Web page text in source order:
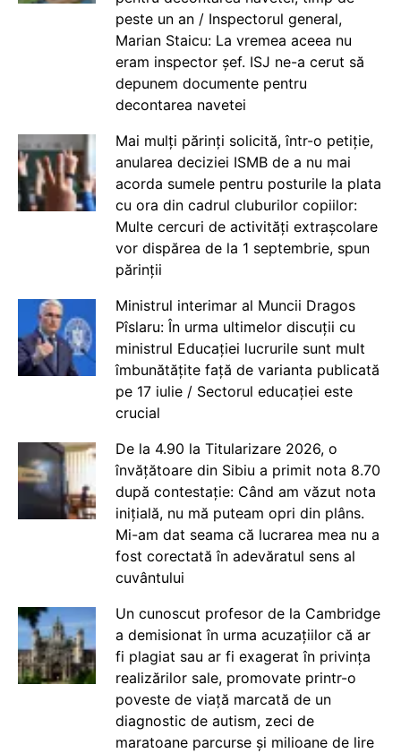
peste un an / Inspectorul general,
Marian Staicu: La vremea aceea nu
eram inspector șef. ISJ ne-a cerut să
depunem documente pentru
decontarea navetei
Mai mulți părinți solicită, într-o petiție,
anularea deciziei ISMB de a nu mai
acorda sumele pentru posturile la plata
cu ora din cadrul cluburilor copiilor:
Multe cercuri de activități extrașcolare
vor dispărea de la 1 septembrie, spun
părinții
Ministrul interimar al Muncii Dragos
Pîslaru: În urma ultimelor discuții cu
ministrul Educației lucrurile sunt mult
îmbunătățite față de varianta publicată
pe 17 iulie / Sectorul educației este
crucial
De la 4.90 la Titularizare 2026, o
învățătoare din Sibiu a primit nota 8.70
după contestație: Când am văzut nota
inițială, nu mă puteam opri din plâns.
Mi-am dat seama că lucrarea mea nu a
fost corectată în adevăratul sens al
cuvântului
Un cunoscut profesor de la Cambridge
a demisionat în urma acuzațiilor că ar
fi plagiat sau ar fi exagerat în privința
realizărilor sale, promovate printr-o
poveste de viață marcată de un
diagnostic de autism, zeci de
maratoane parcurse și milioane de lire